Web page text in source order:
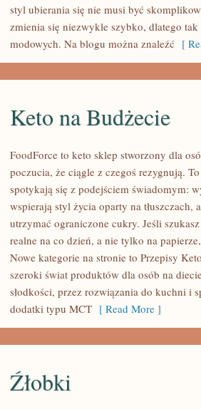
styl ubierania się nie musi być
zmienia się niezwykle szybko, dlatego tak
modowych. Na blogu można znaleźć [
KETO
BUDŻECIE
Keto na Budżecie
FoodForce to keto sklep stworzony dla
poczucia, że ciągle z czegoś rezygnują.
spotykają się z podejściem świadomym:
wspierają styl życia oparty na tłuszczach,
utrzymać ograniczone cukry. Jeśli
realne na co dzień, a nie tylko na
Nowe kategorie na stronie to Przepisy
szeroki świat produktów dla osób na
słodkości, przez rozwiązania do kuchni i
dodatki typu MCT [ Read More ]
Źłobki